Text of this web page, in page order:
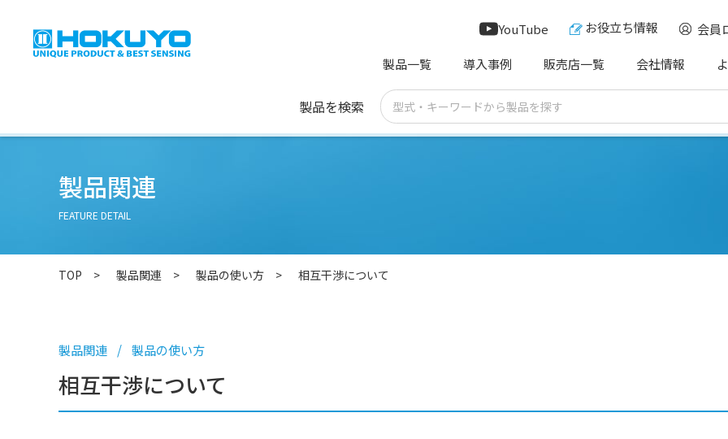
製品一覧 導入事例 販売店一覧 会社情報
YouTube お役立ち情報 会員
製品を検索
製品関連
FEATURE DETAIL
TOP 製品関連 製品の使い方 相互干渉について
製品関連 製品の使い方
相互干渉について